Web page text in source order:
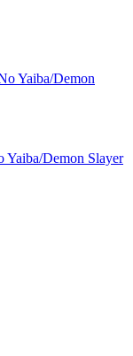
Yaiba/Demon Slayer